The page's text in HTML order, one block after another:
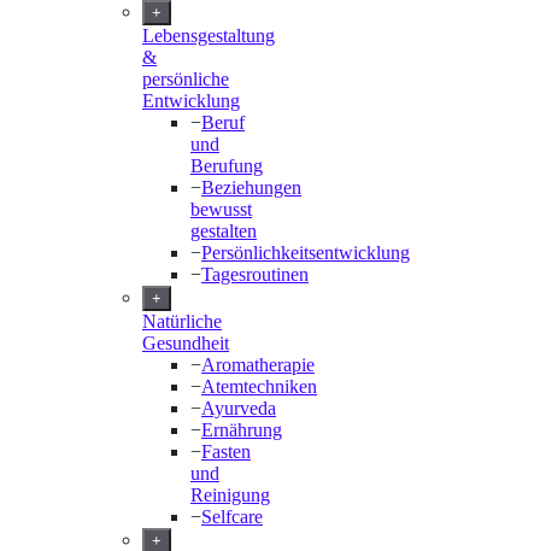
+
Lebensgestaltung
&
persönliche
Entwicklung
−Beruf
und
Berufung
−Beziehungen
bewusst
gestalten
−Persönlichkeitsentwicklung
−Tagesroutinen
+
Natürliche
Gesundheit
−Aromatherapie
−Atemtechniken
−Ayurveda
−Ernährung
−Fasten
und
Reinigung
−Selfcare
+